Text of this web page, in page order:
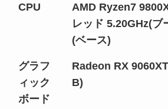
CPU
AMD Ryzen7
レッド 5.20GHz(ブ
(ベース)
グラフ
ィック
ボード
Radeon RX
B)